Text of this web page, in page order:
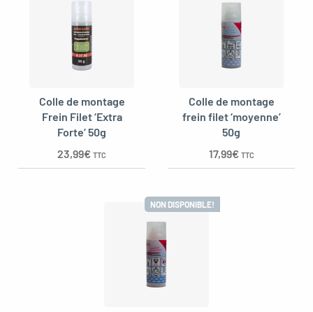
Colle de montage
Frein Filet ‘Extra
Forte’ 50g
23,99€ TTC
Colle de montage
frein filet ‘moyenne’
50g
17,99€ TTC
NON DISPONIBLE!